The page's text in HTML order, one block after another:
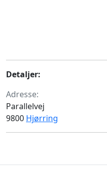
Detaljer:
Adresse:
Parallelvej
9800 Hjørring